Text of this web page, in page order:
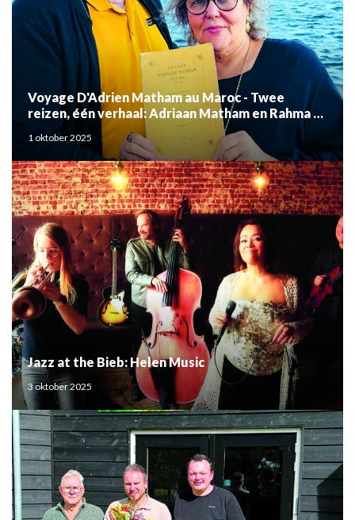
Voyage D'Adrien Matham au Maroc - Twee
reizen, één verhaal: Adriaan Matham en Rahma el
Mouden
1 oktober 2025
Jazz at the Bieb: Helen Music
3 oktober 2025